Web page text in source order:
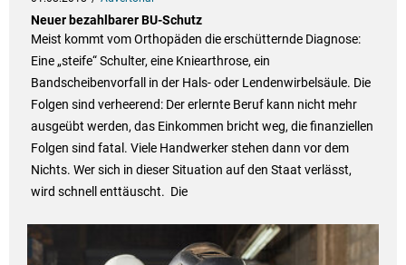
Neuer bezahlbarer BU-Schutz
Meist kommt vom Orthopäden die erschütternde Diagnose:
Eine „steife“ Schulter, eine Kniearthrose, ein
Bandscheibenvorfall in der Hals- oder Lendenwirbelsäule. Die
Folgen sind verheerend: Der erlernte Beruf kann nicht mehr
ausgeübt werden, das Einkommen bricht weg, die finanziellen
Folgen sind fatal. Viele Handwerker stehen dann vor dem
Nichts. Wer sich in dieser Situation auf den Staat verlässt,
wird schnell enttäuscht. Die